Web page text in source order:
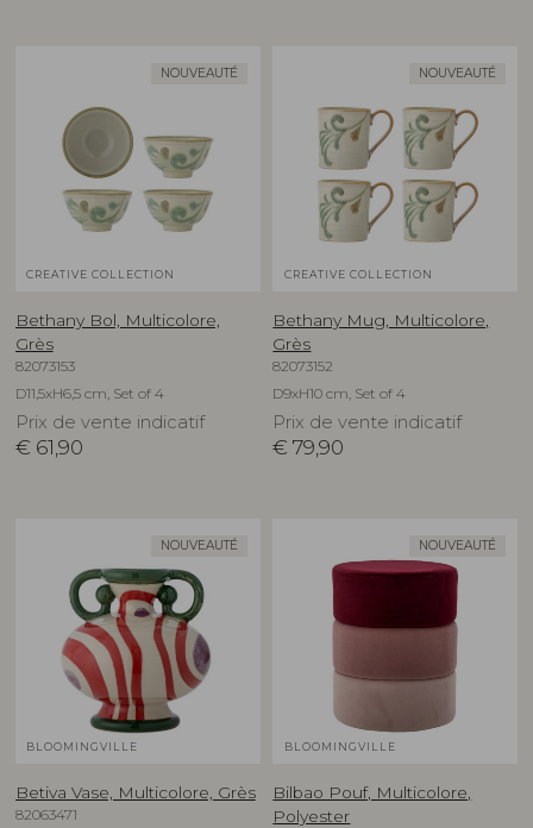
NOUVEAUTÉ
CREATIVE COLLECTION
Bethany Bol, Multicolore,
Grès
82073153
D11,5xH6,5 cm, Set of 4
Prix de vente indicatif
€ 61,90
NOUVEAUTÉ
CREATIVE COLLECTION
Bethany Mug, Multicolore,
Grès
82073152
D9xH10 cm, Set of 4
Prix de vente indicatif
€ 79,90
NOUVEAUTÉ
BLOOMINGVILLE
Betiva Vase, Multicolore, Grès
82063471
NOUVEAUTÉ
BLOOMINGVILLE
Bilbao Pouf, Multicolore,
Polyester